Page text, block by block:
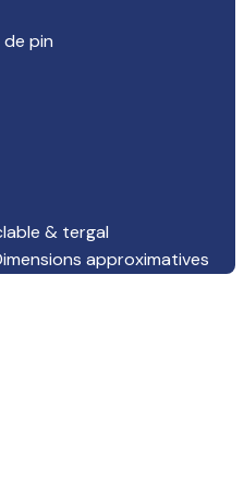
pin
& tergal
approximatives